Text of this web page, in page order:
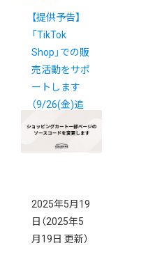
【提供予告】
「TikTok
Shop」での販
売活動をサポ
ートします
（9/26(金)追
記）
2025年5月19
日 （2025年5
月19日 更新）